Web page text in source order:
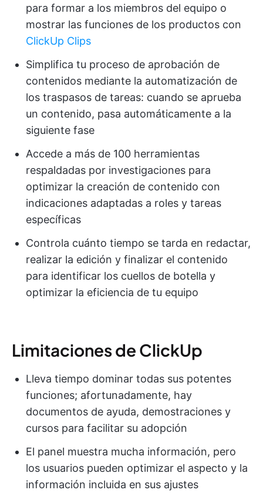
para formar a los miembros del equipo o
mostrar las funciones de los productos con
ClickUp Clips
Simplifica tu proceso de aprobación de
contenidos mediante la automatización de
los traspasos de tareas: cuando se aprueba
un contenido, pasa automáticamente a la
siguiente fase
Accede a más de 100 herramientas
respaldadas por investigaciones para
optimizar la creación de contenido con
indicaciones adaptadas a roles y tareas
específicas
Controla cuánto tiempo se tarda en redactar,
realizar la edición y finalizar el contenido
para identificar los cuellos de botella y
optimizar la eficiencia de tu equipo
Limitaciones de ClickUp
Lleva tiempo dominar todas sus potentes
funciones; afortunadamente, hay
documentos de ayuda, demostraciones y
cursos para facilitar su adopción
El panel muestra mucha información, pero
los usuarios pueden optimizar el aspecto y la
información incluida en sus ajustes